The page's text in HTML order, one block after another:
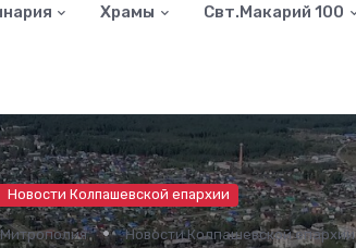
Храмы Свт.Макарий 100
Новости Колпашевской епархии
Митрополия Новости Колпашевской епархии